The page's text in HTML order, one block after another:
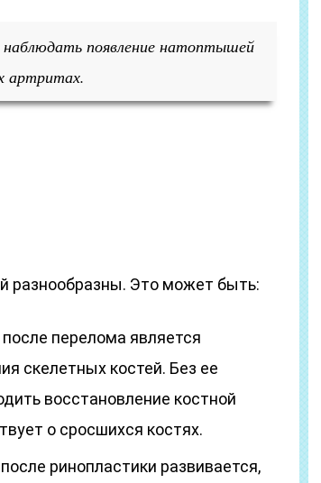
появление натоптышей
артритах.
разнообразны. Это может быть:
перелома является
скелетных костей. Без ее
восстановление костной
о сросшихся костях.
ринопластики развивается,